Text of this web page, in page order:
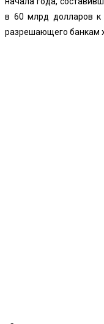
в 60 млрд долларов к
разрешающего банкам